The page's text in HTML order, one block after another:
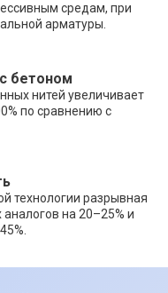
средам, при
арматуры.
бетоном
нитей увеличивает
по сравнению с
технологии разрывная
на 20–25% и